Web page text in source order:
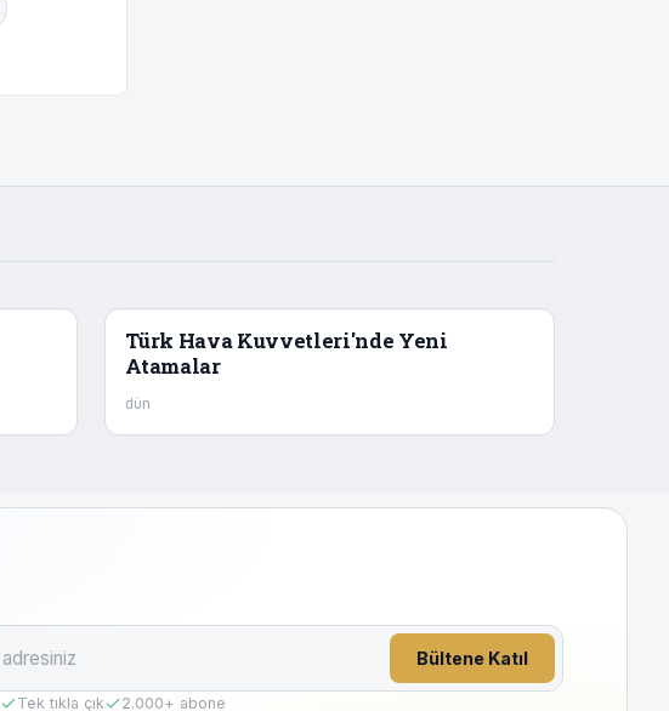
Türk Hava Kuvvetleri'nde Yeni
Atamalar
dün
Bültene Katıl
Tek tıkla çık 2.000+ abone